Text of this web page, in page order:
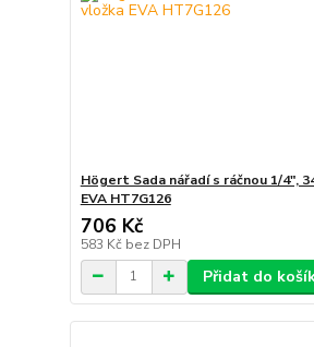
Högert Sada nářadí s ráčnou 1/4″,
EVA HT7G126
706 Kč
583 Kč bez DPH
Přidat do